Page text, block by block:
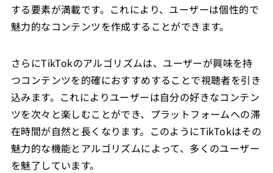
する要素が満載です。これにより、ユーザーは個性的で
魅力的なコンテンツを作成することができます。
さらにTikTokのアルゴリズムは、ユーザーが興味を持
つコンテンツを的確におすすめすることで視聴者を引き
込みます。これによりユーザーは自分の好きなコンテン
ツを次々と楽しむことができ、プラットフォームへの滞
在時間が自然と長くなります。このようにTikTokはその
魅力的な機能とアルゴリズムによって、多くのユーザー
を魅了しています。